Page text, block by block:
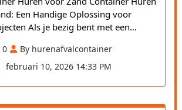
Een Handige Oplossing voor
Als je bezig bent met een…
0
By hurenafvalcontainer
februari 10, 2026 14:33 PM